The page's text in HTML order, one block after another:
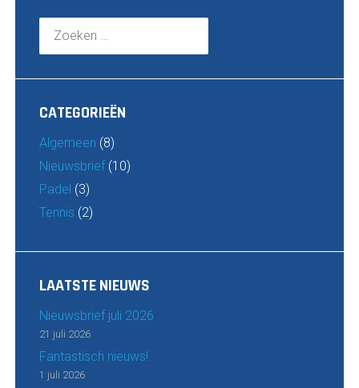
Zoeken
naar:
CATEGORIEËN
Algemeen (8)
Nieuwsbrief(10)
Padel (3)
Tennis (2)
LAATSTE NIEUWS
Nieuwsbrief juli 2026
21 juli 2026
Fantastisch nieuws!
1 juli 2026